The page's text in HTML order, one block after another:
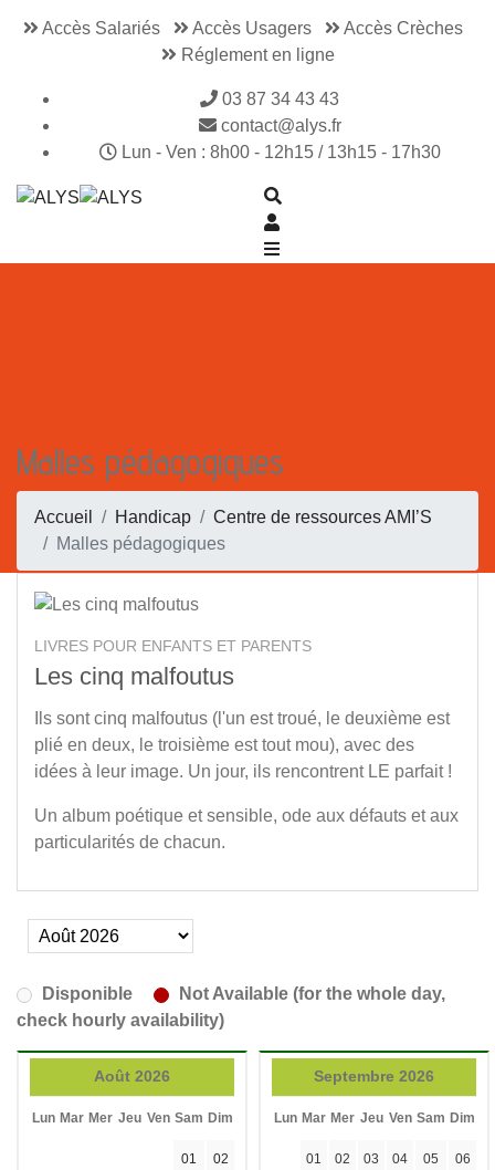
Accès Salariés Accès Usagers
Accès Crèches
Réglement en ligne
03 87 34 43 43
contact@alys.fr
Lun - Ven : 8h00 - 12h15 / 13h15 - 17h30
Malles pédagogiques
Accueil Handicap
Centre de ressources AMI’S
Malles pédagogiques
LIVRES POUR ENFANTS ET PARENTS
Les cinq malfoutus
Ils sont cinq malfoutus (l'un est troué, le deuxième est
plié en deux, le troisième est tout mou), avec des
idées à leur image. Un jour, ils rencontrent LE parfait !
Un album poétique et sensible, ode aux défauts et aux
particularités de chacun.
Disponible
Not Available (for the whole day,
check hourly availability)
Août 2026
Lun Mar Mer Jeu Ven Sam Dim
01 02
Septembre 2026
Lun Mar Mer Jeu Ven Sam Dim
01 02 03 04 05 06